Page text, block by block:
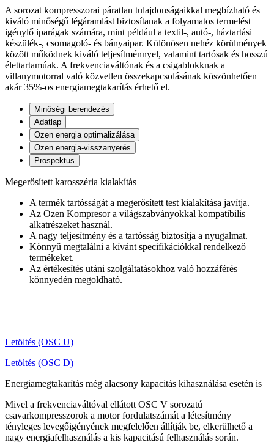
A sorozat kompresszorai páratlan tulajdonságaikkal megbízható és
kiváló minőségű légáramlást biztosítanak a folyamatos termelést
igénylő iparágak számára, mint például a textil-, autó-, háztartási
készülék-, csomagoló- és bányaipar. Különösen nehéz körülmények
között működnek kiváló teljesítménnyel, valamint tartósak és hosszú
élettartamúak. A frekvenciaváltónak és a csigablokknak a
villanymotorral való közvetlen összekapcsolásának köszönhetően
akár 35%-os energiamegtakarítás érhető el.
Minőségi berendezés
Adatlap
Ozen energia optimalizálása
Ozen energia-visszanyerés
Prospektus
Megerősített karosszéria kialakítás
A termék tartósságát a megerősített test kialakítása javítja.
Az Ozen Kompresor a világszabványokkal kompatibilis
alkatrészeket használ.
A nagy teljesítmény és a tartósság biztosítja a nyugalmat.
Könnyű megtalálni a kívánt specifikációkkal rendelkező
termékeket.
Az értékesítés utáni szolgáltatásokhoz való hozzáférés
könnyedén megoldható.
Letöltés (OSC U)
Letöltés (OSC D)
Energiamegtakarítás még alacsony kapacitás kihasználása esetén is
Mivel a frekvenciaváltóval ellátott OSC V sorozatú
csavarkompresszorok a motor fordulatszámát a létesítmény
tényleges levegőigényének megfelelően állítják be, elkerülhető a
nagy energiafelhasználás a kis kapacitású felhasználás során.